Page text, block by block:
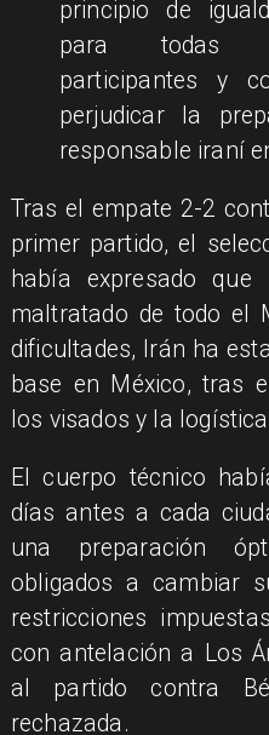
principio de
para todas
participantes y
perjudicar la
responsable iraní
Tras el empate 2-2
primer partido, el
había expresado
maltratado de todo el
dificultades, Irán ha
base en México, tras
los visados y la
El cuerpo técnico
días antes a cada
una preparación
obligados a cambiar
restricciones
con antelación a Los
al partido contra
rechazada.